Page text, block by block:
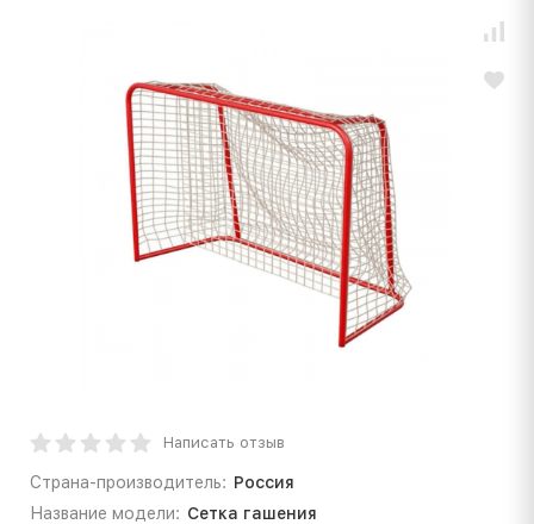
Написать отзыв
Страна-производитель: Россия
Название модели: Сетка гашения